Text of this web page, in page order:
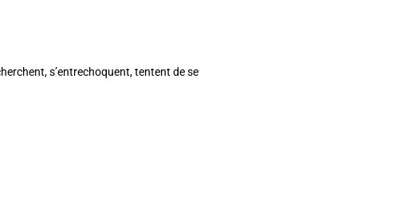
s’entrechoquent, tentent de se